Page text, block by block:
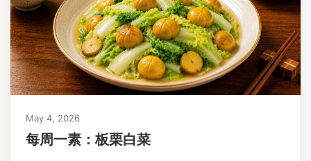
May 4, 2026
每周一素：板栗白菜